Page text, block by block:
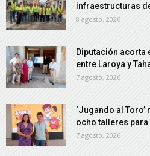
infraestructuras
8 agosto, 2026
Diputación acorta
entre Laroya y
7 agosto, 2026
‘Jugando al
ocho talleres para
7 agosto, 2026